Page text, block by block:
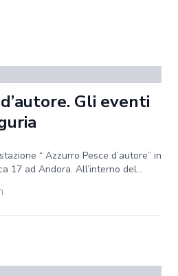
Gli eventi
“ Azzurro Pesce d’autore” in
17 ad Andora. All’interno del...